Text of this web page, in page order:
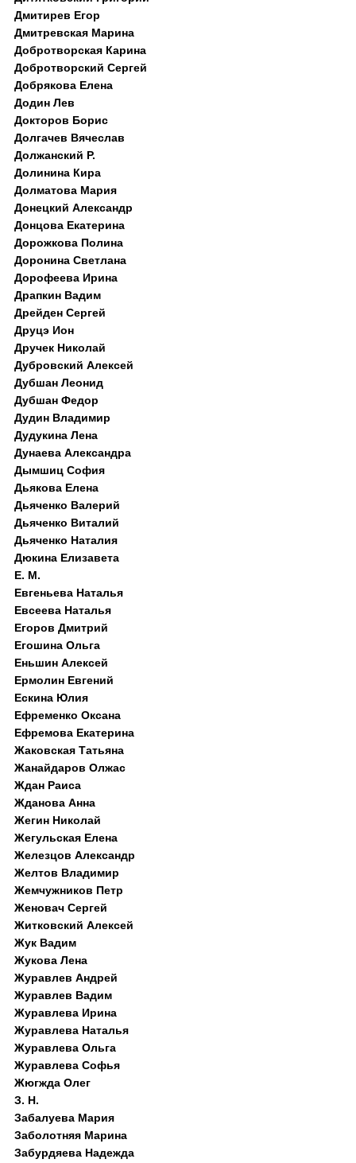
Дмитирев Егор
Дмитревская Марина
Добротворская Карина
Добротворский Сергей
Добрякова Елена
Додин Лев
Докторов Борис
Долгачев Вячеслав
Должанский Р.
Долинина Кира
Долматова Мария
Донецкий Александр
Донцова Екатерина
Дорожкова Полина
Доронина Светлана
Дорофеева Ирина
Драпкин Вадим
Дрейден Сергей
Друцэ Ион
Дручек Николай
Дубровский Алексей
Дубшан Леонид
Дубшан Федор
Дудин Владимир
Дудукина Лена
Дунаева Александра
Дымшиц София
Дьякова Елена
Дьяченко Валерий
Дьяченко Виталий
Дьяченко Наталия
Дюкина Елизавета
Е. М.
Евгеньева Наталья
Евсеева Наталья
Егоров Дмитрий
Егошина Ольга
Еньшин Алексей
Ермолин Евгений
Ескина Юлия
Ефременко Оксана
Ефремова Екатерина
Жаковская Татьяна
Жанайдаров Олжас
Ждан Раиса
Жданова Анна
Жегин Николай
Жегульская Елена
Железцов Александр
Желтов Владимир
Жемчужников Петр
Женовач Сергей
Житковский Алексей
Жук Вадим
Жукова Лена
Журавлев Андрей
Журавлев Вадим
Журавлева Ирина
Журавлева Наталья
Журавлева Ольга
Журавлева Софья
Жюгжда Олег
З. Н.
Забалуева Мария
Заболотняя Марина
Забурдяева Надежда